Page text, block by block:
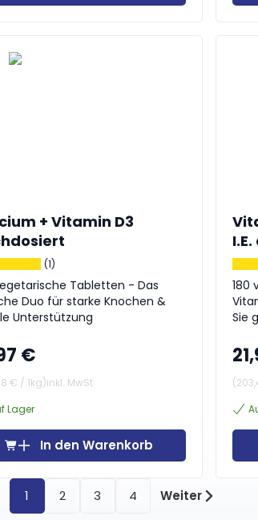
+ Vitamin D3
(1)
Tabletten - Das
Duo für starke Knochen &
Unterstützung
€
€ / 1kg)inkl. MwSt
Lager
In den Warenkorb
180
Sie
(
1 2 3 4 Weiter